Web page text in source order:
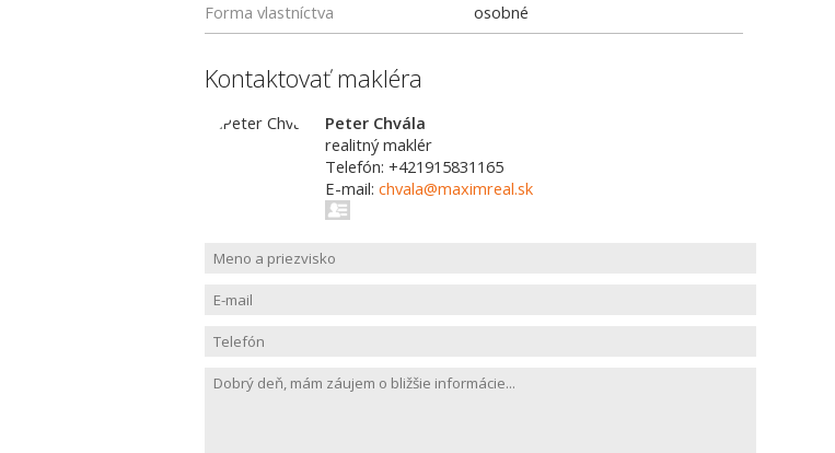
Forma vlastníctva
osobné
Kontaktovať makléra
Peter Chvála
realitný maklér
Telefón: +421915831165
E-mail: chvala@maximreal.sk